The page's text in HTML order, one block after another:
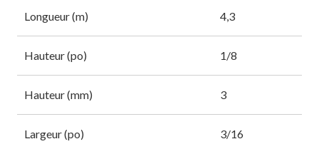
Longueur (m) 4,3
Hauteur (po) 1/8
Hauteur (mm) 3
Largeur (po) 3/16